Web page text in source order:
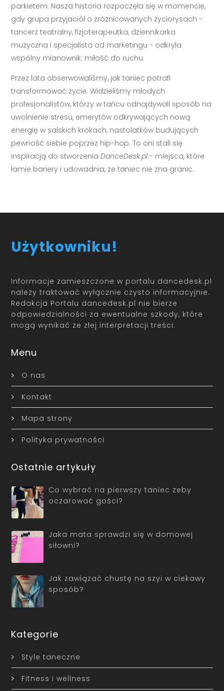
parkietem. Nasza historia rozpoczęła się w momencie,
gdy grupa przyjaciół o zróżnicowanych życiorysach -
tancerz teatralny, fizjoterapeutka, dziennikarka
muzyczna i specjalista od marketingu - odkryła
wspólny mianownik: miłość do ruchu.
Przez lata obserwowaliśmy, jak taniec potrafi
transformować życie. Widzieliśmy młodych
profesjonalistów, którzy w tańcu odnajdywali sposób na
uwolnienie stresu, emerytów odkrywających nową
energię w salskich krokach, nastolatków budujących
pewność siebie poprzez hip-hop. To oni stali się
inspiracją do stworzeniaDanceDesk.pl - miejsca, które
łamie bariery i udowadnia, że taniec nie zna granic.
Użytkowniku!
Informacje zamieszczone w portalu dancedesk.pl
należy traktować wyłącznie czysto informacyjnie.
Redakcja Portalu dancedesk.pl nie bierze
odpowiedzialności za ewentualne szkody, które
mogą wynikać ze złej interpretacji treści.
Menu
O nas
Kontakt
Mapa strony
Polityka prywatności
Ostatnie artykuły
Co wybrać na pierwszy taniec żeby
oczarować gości?
Jaka mata sprawdzi się w domowej
siłowni?
Jak zawiązać chustę na szyi w ciekawy
sposób?
Kategorie
Style taneczne
Fitness i wellness